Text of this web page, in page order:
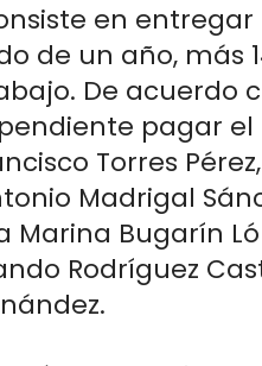
en
de un año, más
De acuerdo
pagar el
Torres
Madrigal
Marina Bugarín
Rodríguez